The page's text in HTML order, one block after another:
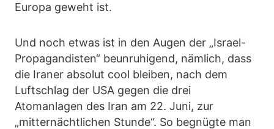
Europa geweht ist.
Und noch etwas ist in den Augen der „Israel-
Propagandisten“ beunruhigend, nämlich, dass
die Iraner absolut cool bleiben, nach dem
Luftschlag der USA gegen die drei
Atomanlagen des Iran am 22. Juni, zur
„mitternächtlichen Stunde“. So begnügte man